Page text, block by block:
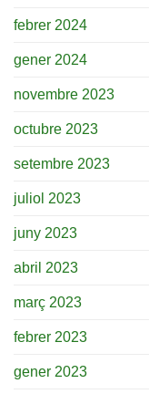
febrer 2024
gener 2024
novembre 2023
octubre 2023
setembre 2023
juliol 2023
juny 2023
abril 2023
març 2023
febrer 2023
gener 2023